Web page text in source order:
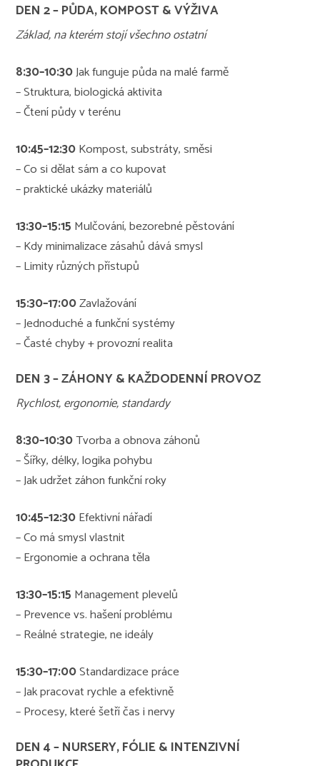
DEN 2 – PŮDA, KOMPOST & VÝŽIVA
Základ, na kterém stojí všechno ostatní
8:30–10:30Jak funguje půda na malé farmě
– Struktura, biologická aktivita
– Čtení půdy v terénu
10:45–12:30Kompost, substráty, směsi
– Co si dělat sám a co kupovat
– praktické ukázky materiálů
13:30–15:15 Mulčování, bezorebné pěstování
– Kdy minimalizace zásahů dává smysl
– Limity různých přístupů
15:30–17:00Zavlažování
– Jednoduché a funkční systémy
– Časté chyby + provozní realita
DEN 3 – ZÁHONY & KAŽDODENNÍ PROVOZ
Rychlost, ergonomie, standardy
8:30–10:30Tvorba a obnova záhonů
– Šířky, délky, logika pohybu
– Jak udržet záhon funkční roky
10:45–12:30Efektivní nářadí
– Co má smysl vlastnit
– Ergonomie a ochrana těla
13:30–15:15 Management plevelů
– Prevence vs. hašení problému
– Reálné strategie, ne ideály
15:30–17:00Standardizace práce
– Jak pracovat rychle a efektivně
– Procesy, které šetří čas i nervy
DEN 4 – NURSERY, FÓLIE & INTENZIVNÍ